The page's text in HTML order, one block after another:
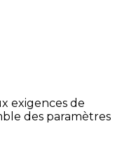
exigences de
des paramètres